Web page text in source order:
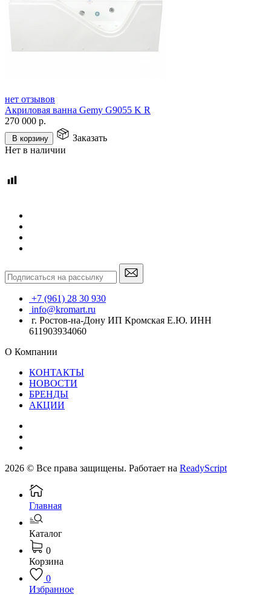
нет отзывов
Акриловая ванна Gemy G9055 K R
270 000 р.
В корзину
Заказать
Нет в наличии
+7 (961) 28 30 930
info@kromart.ru
г. Ростов-на-Дону ИП Кромская Е.Ю. ИНН
611903934060
О Компании
КОНТАКТЫ
НОВОСТИ
БРЕНДЫ
АКЦИИ
2026 © Все права защищены. Работает на ReadyScript
Главная
Каталог
0
Корзина
0
Избранное